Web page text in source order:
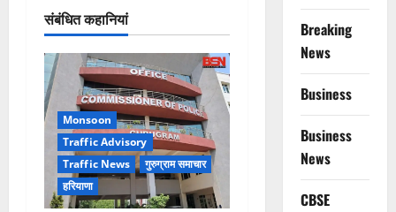
संबंधित कहानियां
Monsoon
Traffic Advisory
Traffic News
गुरुग्राम समाचार
हरियाणा
Breaking
News
Business
Business
News
CBSE